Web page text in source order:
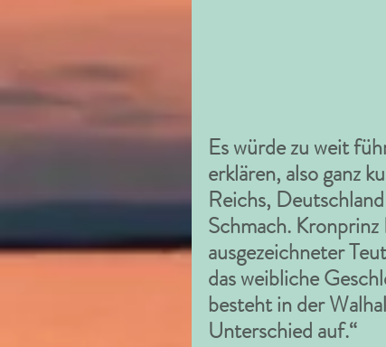
Es würde zu weit
erklären, also ganz
Reichs,
Schmach.
ausgezeichneter
das weibliche
besteht in der
Unterschied auf.“